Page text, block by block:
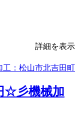
詳細を表示
☆彡機械加